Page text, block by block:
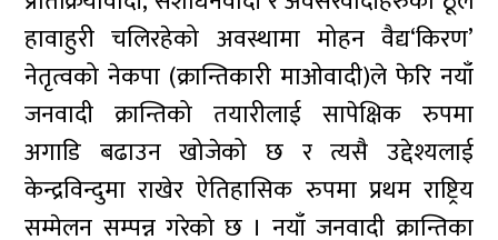
हावाहुरी चलिरहेको अवस्थामा मोहन वैद्य‘किरण’
नेतृत्वको नेकपा (क्रान्तिकारी माओवादी)ले फेरि नयाँ
जनवादी क्रान्तिको तयारीलाई सापेक्षिक रुपमा
अगाडि बढाउन खोजेको छ र त्यसै उद्देश्यलाई
केन्द्रविन्दुमा राखेर ऐतिहासिक रुपमा प्रथम राष्ट्रिय
सम्मेलन सम्पन्न गरेको छ । नयाँ जनवादी क्रान्तिका